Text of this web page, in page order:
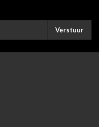
Verstuur